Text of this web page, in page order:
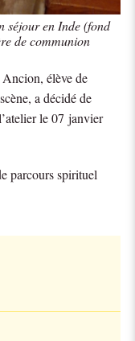
séjour en Inde (fond
de communion
élève de
a décidé de
le 07 janvier
parcours spirituel